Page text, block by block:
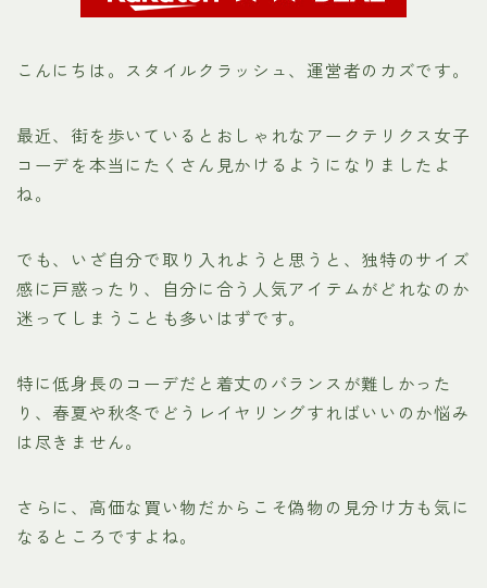
こんにちは。スタイルクラッシュ、運営者のカズです。
最近、街を歩いているとおしゃれなアークテリクス女子
コーデを本当にたくさん見かけるようになりましたよ
ね。
でも、いざ自分で取り入れようと思うと、独特のサイズ
感に戸惑ったり、自分に合う人気アイテムがどれなのか
迷ってしまうことも多いはずです。
特に低身長のコーデだと着丈のバランスが難しかった
り、春夏や秋冬でどうレイヤリングすればいいのか悩み
は尽きません。
さらに、高価な買い物だからこそ偽物の見分け方も気に
なるところですよね。